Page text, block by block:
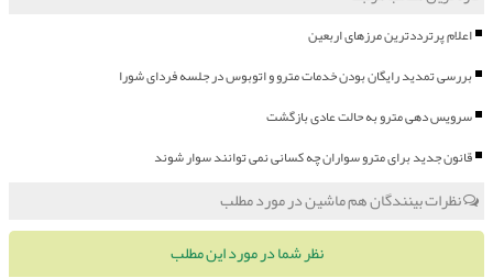
اعلام پرترددترین مرزهای اربعین
بررسی تمدید رایگان بودن خدمات مترو و اتوبوس در جلسه فردای شورا
سرویس دهی مترو به حالت عادی بازگشت
قانون جدید برای مترو سواران چه کسانی نمی توانند سوار شوند
نظرات بینندگان هم ماشین در مورد مطلب
نظر شما در مورد این مطلب